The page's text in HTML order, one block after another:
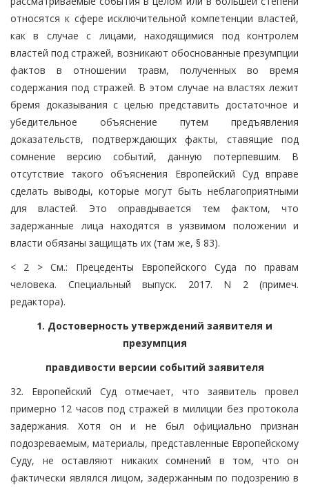
относятся к сфере исключительной компетенции властей,
как в случае с лицами, находящимися под контролем
властей под стражей, возникают обоснованные презумпции
фактов в отношении травм, полученных во время
содержания под стражей. В этом случае на властях лежит
бремя доказывания с целью представить достаточное и
убедительное объяснение путем предъявления
доказательств, подтверждающих факты, ставящие под
сомнение версию событий, данную потерпевшим. В
отсутствие такого объяснения Европейский Суд вправе
сделать выводы, которые могут быть неблагоприятными
для властей. Это оправдывается тем фактом, что
задержанные лица находятся в уязвимом положении и
власти обязаны защищать их (там же, § 83).
< 2 > См.: Прецеденты Европейского Суда по правам
человека. Специальный выпуск. 2017. N 2 (примеч.
редактора).
1. Достоверность утверждений заявителя и
презумпция
правдивости версии событий заявителя
32. Европейский Суд отмечает, что заявитель провел
примерно 12 часов под стражей в милиции без протокола
задержания. Хотя он и не был официально признан
подозреваемым, материалы, представленные Европейскому
Суду, не оставляют никаких сомнений в том, что он
фактически являлся лицом, задержанным по подозрению в